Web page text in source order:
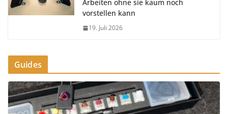
Arbeiten ohne sie kaum noch
vorstellen kann
19. Juli 2026
Guides